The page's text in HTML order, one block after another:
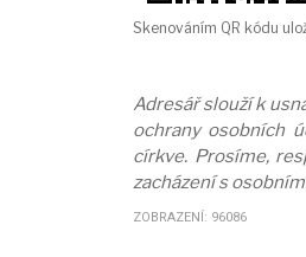
Skenováním QR kódu
Adresář slouží k
ochrany osobních
církve. Prosíme,
zacházení s
ZOBRAZENÍ: 96086